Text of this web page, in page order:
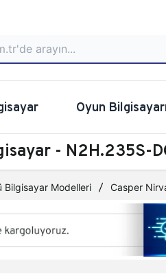
Oyun
- N2H.235S-
Bilgisayar Modelleri Casper